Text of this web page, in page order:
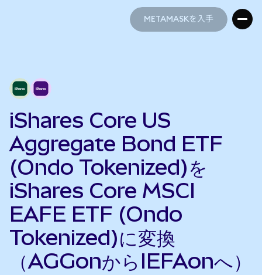
METAMASKを入手
iShares Core US
Aggregate Bond ETF
(Ondo Tokenized)を
iShares Core MSCI
EAFE ETF (Ondo
Tokenized)に変換
（AGGonからIEFAonへ）